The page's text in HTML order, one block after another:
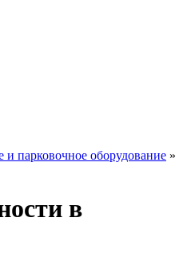
и парковочное оборудование »
в